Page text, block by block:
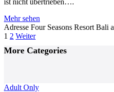
Mehr sehen
Adresse Four Seasons Resort Bali
Posts
Navigation
1 2 Weiter
More Categories
Adult Only